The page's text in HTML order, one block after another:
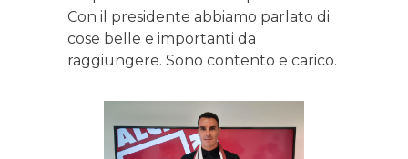
Con il presidente abbiamo parlato di
cose belle e importanti da
raggiungere. Sono contento e carico.